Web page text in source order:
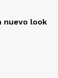
nuevo look